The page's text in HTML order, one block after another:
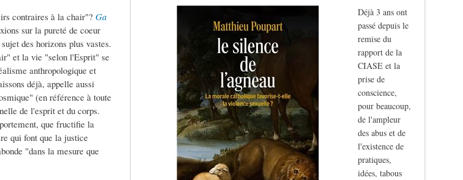
contraires à la chair"? Ga
sur la pureté de coeur
des horizons plus vastes.
et la vie "selon l'Esprit" se
anthropologique et
déjà, appelle aussi
(en référence à toute
de l'esprit et du corps.
que fructifie la
qui font que la justice
"dans la mesure que
Déjà 3 ans ont
passé depuis le
remise du
rapport de la
CIASE et la
prise de
conscience,
pour beaucoup,
de l'ampleur
des abus et de
l'existence de
pratiques,
idées, tabous